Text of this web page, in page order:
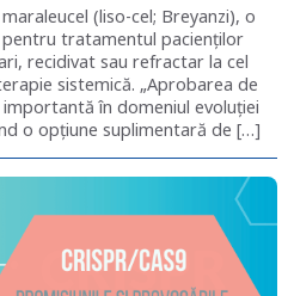
(liso-cel; Breyanzi), o
tratamentul pacienților
recidivat sau refractar la cel
sistemică. „Aprobarea de
în domeniul evoluției
o opțiune suplimentară de […]